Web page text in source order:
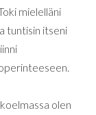
mielelläni
tuntisin itseni
.
olen